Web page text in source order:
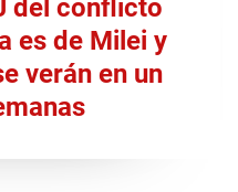
del conflicto
es de Milei y
verán en un